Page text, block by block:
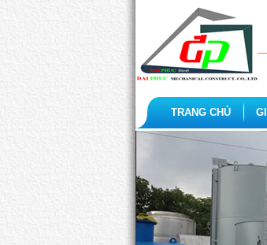
TRANG CHỦ